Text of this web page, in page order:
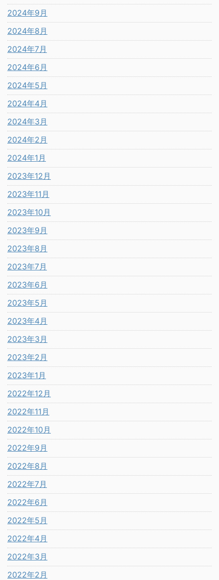
2024年9月
2024年8月
2024年7月
2024年6月
2024年5月
2024年4月
2024年3月
2024年2月
2024年1月
2023年12月
2023年11月
2023年10月
2023年9月
2023年8月
2023年7月
2023年6月
2023年5月
2023年4月
2023年3月
2023年2月
2023年1月
2022年12月
2022年11月
2022年10月
2022年9月
2022年8月
2022年7月
2022年6月
2022年5月
2022年4月
2022年3月
2022年2月